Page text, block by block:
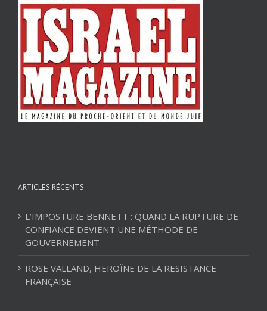
ARTICLES RÉCENTS
L’IMPOSTURE BENNETT : QUAND LA RUPTURE DE
CONFIANCE DEVIENT UNE MÉTHODE DE
GOUVERNEMENT
ROSE VALLAND, HEROÏNE DE LA RESISTANCE
FRANÇAISE